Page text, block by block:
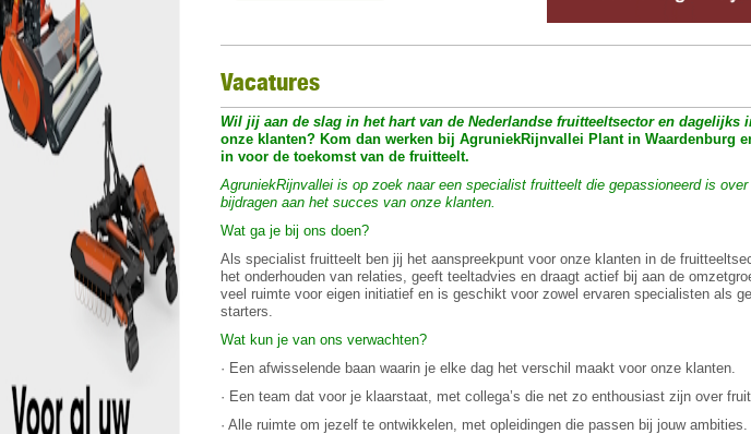
Vacatures
Wil jij aan de slag in het hart van de Nederlandse fruitteeltsector en dagelijks
onze klanten? Kom dan werken bij AgruniekRijnvallei Plant in Waardenburg
in voor de toekomst van de fruitteelt.
AgruniekRijnvallei is op zoek naar een specialist fruitteelt die gepassioneerd is
bijdragen aan het succes van onze klanten.
Wat ga je bij ons doen?
Als specialist fruitteelt ben jij het aanspreekpunt voor onze klanten in de
het onderhouden van relaties, geeft teeltadvies en draagt actief bij aan de
veel ruimte voor eigen initiatief en is geschikt voor zowel ervaren specialisten als
starters.
Wat kun je van ons verwachten?
· Een afwisselende baan waarin je elke dag het verschil maakt voor onze klanten.
· Een team dat voor je klaarstaat, met collega’s die net zo enthousiast zijn over
· Alle ruimte om jezelf te ontwikkelen, met opleidingen die passen bij jouw ambities.